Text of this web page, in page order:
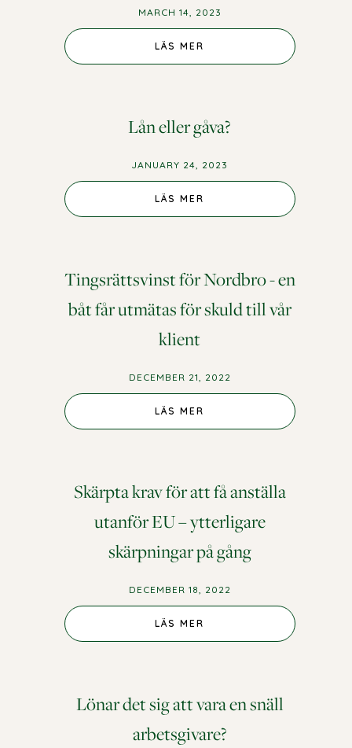
MARCH 14, 2023
LÄS MER
Lån eller gåva?
JANUARY 24, 2023
LÄS MER
Tingsrättsvinst för Nordbro - en
båt får utmätas för skuld till vår
klient
DECEMBER 21, 2022
LÄS MER
Skärpta krav för att få anställa
utanför EU – ytterligare
skärpningar på gång
DECEMBER 18, 2022
LÄS MER
Lönar det sig att vara en snäll
arbetsgivare?